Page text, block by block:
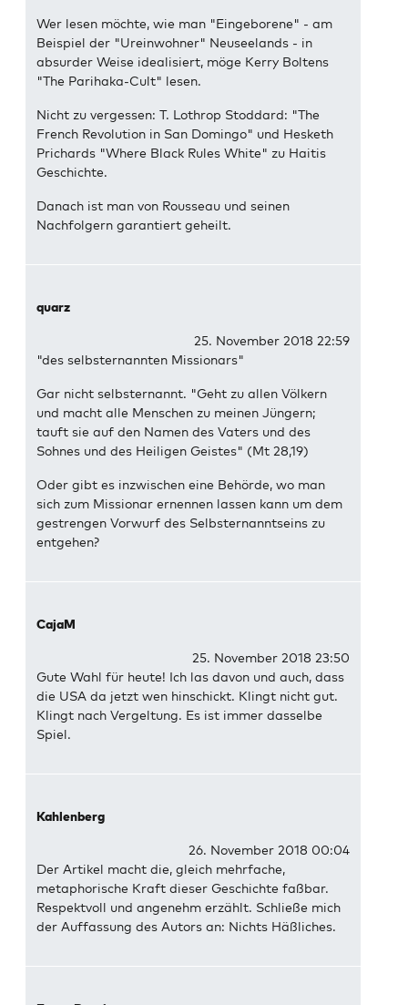
Wer lesen möchte, wie man "Eingeborene" - am
Beispiel der "Ureinwohner" Neuseelands - in
absurder Weise idealisiert, möge Kerry Boltens
"The Parihaka-Cult" lesen.
Nicht zu vergessen: T. Lothrop Stoddard: "The
French Revolution in San Domingo" und Hesketh
Prichards "Where Black Rules White" zu Haitis
Geschichte.
Danach ist man von Rousseau und seinen
Nachfolgern garantiert geheilt.
quarz
25. November 2018 22:59
"des selbsternannten Missionars"
Gar nicht selbsternannt. "Geht zu allen Völkern
und macht alle Menschen zu meinen Jüngern;
tauft sie auf den Namen des Vaters und des
Sohnes und des Heiligen Geistes" (Mt 28,19)
Oder gibt es inzwischen eine Behörde, wo man
sich zum Missionar ernennen lassen kann um dem
gestrengen Vorwurf des Selbsternanntseins zu
entgehen?
CajaM
25. November 2018 23:50
Gute Wahl für heute! Ich las davon und auch, dass
die USA da jetzt wen hinschickt. Klingt nicht gut.
Klingt nach Vergeltung. Es ist immer dasselbe
Spiel.
Kahlenberg
26. November 2018 00:04
Der Artikel macht die, gleich mehrfache,
metaphorische Kraft dieser Geschichte faßbar.
Respektvoll und angenehm erzählt. Schließe mich
der Auffassung des Autors an: Nichts Häßliches.